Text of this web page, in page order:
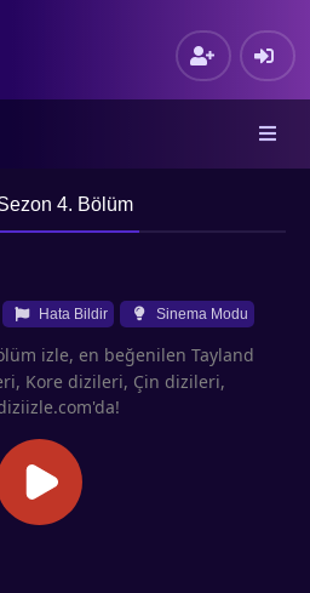
4. Bölüm
Hata Bildir Sinema Modu
izle, en beğenilen Tayland
Kore dizileri, Çin dizileri,